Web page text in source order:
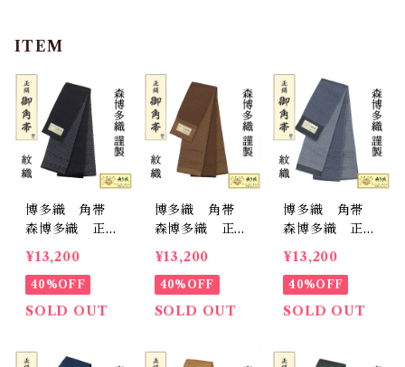
ITEM
博多織 角帯
森博多織 正
絹 日本製 籠
目 紋織 リバ
ーシブル 男
帯 和装
¥13,200
40%OFF
SOLD OUT
博多織 角帯
森博多織 正
絹 日本製 籠
目 紋織 リバ
ーシブル 男
帯 和装
¥13,200
40%OFF
SOLD OUT
博多織 角帯
森博多織 正
絹 日本製 籠
目 紋織 リバ
ーシブル 男
帯 和装
¥13,200
40%OFF
SOLD OUT